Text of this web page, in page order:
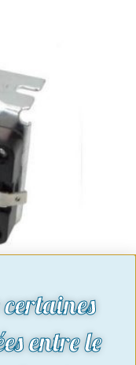
– Pour
Cortina,
entre le